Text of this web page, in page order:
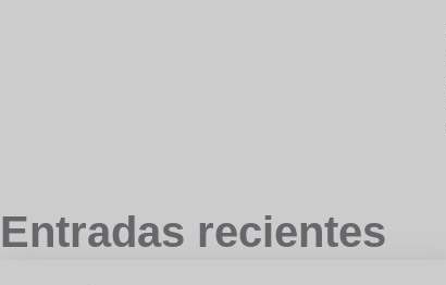
Entradas recientes